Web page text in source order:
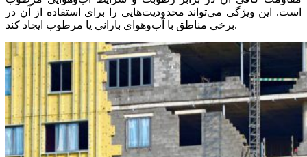
است. این ویژگی می‌تواند محدودیت‌هایی را برای استفاده از آن در
برخی مناطق با آب‌وهوای بارانی یا مرطوب ایجاد کند.